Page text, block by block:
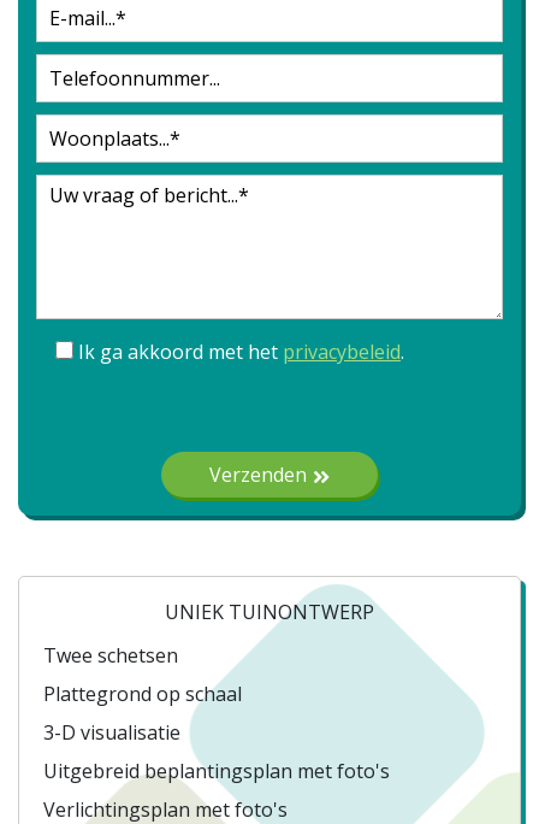
Ik ga akkoord met het privacybeleid.
Gelieve dit veld leeg te laten.
Verzenden
UNIEK TUINONTWERP
Twee schetsen
Plattegrond op schaal
3-D visualisatie
Uitgebreid beplantingsplan met foto's
Verlichtingsplan met foto's